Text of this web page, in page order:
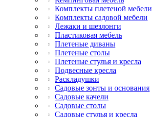
Комплекты плетеной мебели
Комплекты садовой мебели
Лежаки и шезлонги
Пластиковая мебель
Плетеные диваны
Плетеные столы
Плетеные стулья и кресла
Подвесные кресла
Раскладушки
Садовые зонты и основания
Садовые качели
Садовые столы
Садовые стулья и кресла